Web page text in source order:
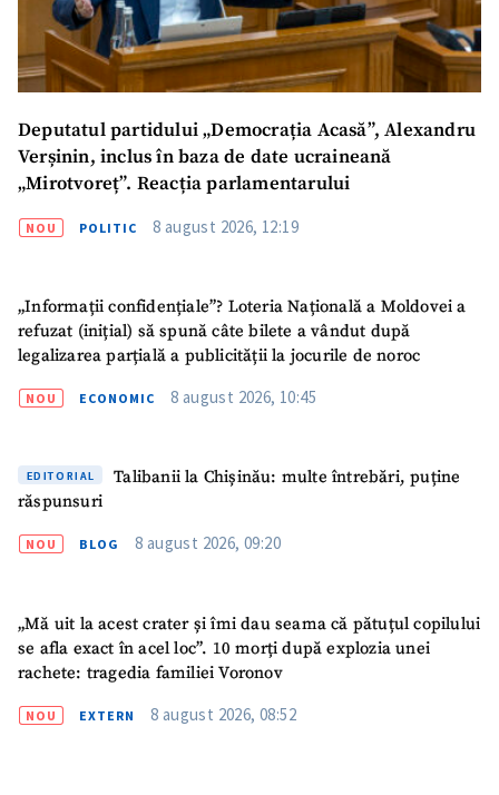
Deputatul partidului „Democrația Acasă”, Alexandru
Verșinin, inclus în baza de date ucraineană
„Mirotvoreț”. Reacția parlamentarului
NOU POLITIC 8 august 2026, 12:19
„Informații confidențiale”? Loteria Națională a Moldovei a
refuzat (inițial) să spună câte bilete a vândut după
legalizarea parțială a publicității la jocurile de noroc
NOU ECONOMIC 8 august 2026, 10:45
EDITORIAL
Talibanii la Chișinău: multe întrebări, puține
răspunsuri
NOU BLOG 8 august 2026, 09:20
„Mă uit la acest crater și îmi dau seama că pătuțul copilului
se afla exact în acel loc”. 10 morți după explozia unei
rachete: tragedia familiei Voronov
NOU EXTERN 8 august 2026, 08:52
Email+ Emailul meu
Telefon
+ Telefon personal
Am citit și sunt de
acord cupolitica de
confidențialitate.
TRIMITE ȘTIREA